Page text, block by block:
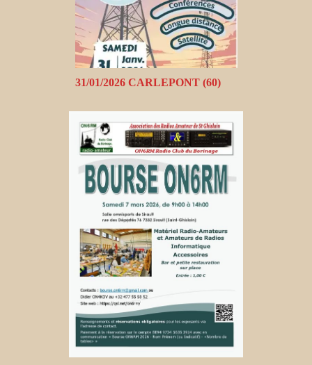
31/01/2026 CARLEPONT (60)